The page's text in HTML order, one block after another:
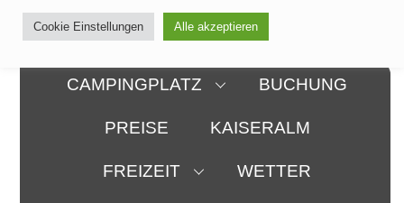
CAMPINGPLATZ BUCHUNG
PREISE KAISERALM
FREIZEIT WETTER
Cookie Einstellungen Alle akzeptieren